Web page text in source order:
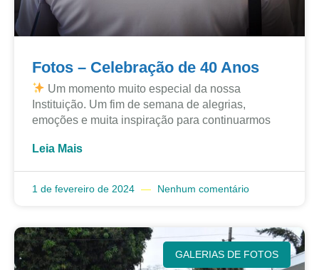
Fotos – Celebração de 40 Anos
Um momento muito especial da nossa
Instituição. Um fim de semana de alegrias,
emoções e muita inspiração para continuarmos
Leia Mais
1 de fevereiro de 2024 Nenhum comentário
GALERIAS DE FOTOS